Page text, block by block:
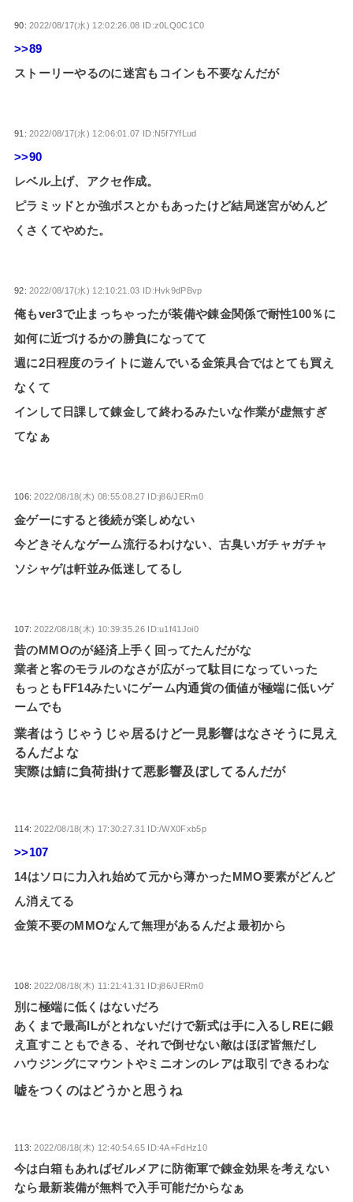
90:2022/08/17(水) 12:02:26.08 ID:z0LQ0C1C0
>>89
ストーリーやるのに迷宮もコインも不要なんだが
91:2022/08/17(水) 12:06:01.07 ID:N5f7YfLud
>>90
レベル上げ、アクセ作成。
ピラミッドとか強ボスとかもあったけど結局迷宮がめんど
くさくてやめた。
92:2022/08/17(水) 12:10:21.03 ID:Hvk9dPBvp
俺もver3で止まっちゃったが装備や錬金関係で耐性100％に
如何に近づけるかの勝負になってて
週に2日程度のライトに遊んでいる金策具合ではとても買え
なくて
インして日課して錬金して終わるみたいな作業が虚無すぎ
てなぁ
106:2022/08/18(木) 08:55:08.27 ID:j86/JERm0
金ゲーにすると後続が楽しめない
今どきそんなゲーム流行るわけない、古臭いガチャガチャ
ソシャゲは軒並み低迷してるし
107:2022/08/18(木) 10:39:35.26 ID:u1f41Joi0
昔のMMOのが経済上手く回ってたんだがな
業者と客のモラルのなさが広がって駄目になっていった
もっともFF14みたいにゲーム内通貨の価値が極端に低いゲ
ームでも
業者はうじゃうじゃ居るけど一見影響はなさそうに見え
るんだよな
実際は鯖に負荷掛けて悪影響及ぼしてるんだが
114:2022/08/18(木) 17:30:27.31 ID:/WX0Fxb5p
>>107
14はソロに力入れ始めて元から薄かったMMO要素がどんど
ん消えてる
金策不要のMMOなんて無理があるんだよ最初から
108:2022/08/18(木) 11:21:41.31 ID:j86/JERm0
別に極端に低くはないだろ
あくまで最高ILがとれないだけで新式は手に入るしREに鍛
え直すこともできる、それで倒せない敵はほぼ皆無だし
ハウジングにマウントやミニオンのレアは取引できるわな
嘘をつくのはどうかと思うね
113:2022/08/18(木) 12:40:54.65 ID:4A+FdHz10
今は白箱もあればゼルメアに防衛軍で錬金効果を考えない
なら最新装備が無料で入手可能だからなぁ